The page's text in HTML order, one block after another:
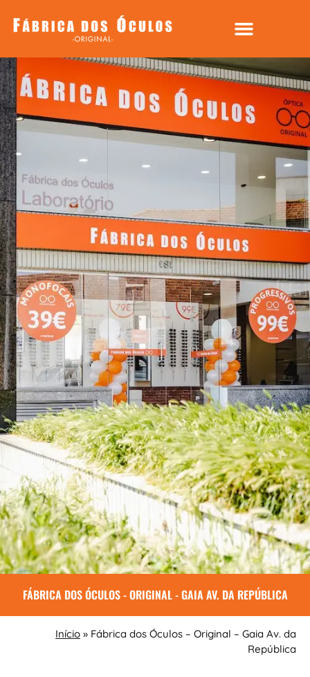
FÁBRICA DOS ÓCULOS - ORIGINAL - GAIA AV. DA REPÚBLICA
Início » Fábrica dos Óculos – Original – Gaia Av. da
República